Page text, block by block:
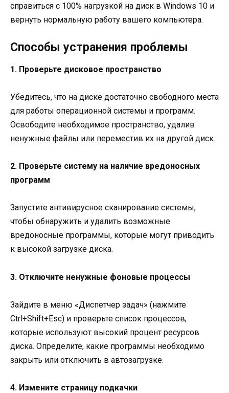
справиться с 100% нагрузкой на диск в Windows 10 и
вернуть нормальную работу вашего компьютера.
Способы устранения проблемы
1. Проверьте дисковое пространство
Убедитесь, что на диске достаточно свободного места
для работы операционной системы и программ.
Освободите необходимое пространство, удалив
ненужные файлы или переместив их на другой диск.
2. Проверьте систему на наличие вредоносных
программ
Запустите антивирусное сканирование системы,
чтобы обнаружить и удалить возможные
вредоносные программы, которые могут приводить
к высокой загрузке диска.
3. Отключите ненужные фоновые процессы
Зайдите в меню «Диспетчер задач» (нажмите
Ctrl+Shift+Esc) и проверьте список процессов,
которые используют высокий процент ресурсов
диска. Определите, какие программы необходимо
закрыть или отключить в автозагрузке.
4. Измените страницу подкачки